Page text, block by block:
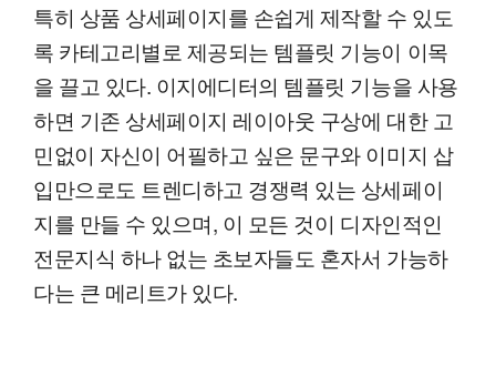
특히 상품 상세페이지를 손쉽게 제작할 수 있도
록 카테고리별로 제공되는 템플릿 기능이 이목
을 끌고 있다. 이지에디터의 템플릿 기능을 사용
하면 기존 상세페이지 레이아웃 구상에 대한 고
민없이 자신이 어필하고 싶은 문구와 이미지 삽
입만으로도 트렌디하고 경쟁력 있는 상세페이
지를 만들 수 있으며, 이 모든 것이 디자인적인
전문지식 하나 없는 초보자들도 혼자서 가능하
다는 큰 메리트가 있다.